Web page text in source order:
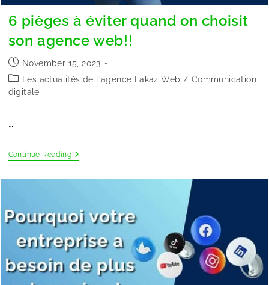
6 pièges à éviter quand on choisit
son agence web!!
November 15, 2023
Les actualités de l'agence Lakaz Web / Communication
digitale
…
Continue Reading